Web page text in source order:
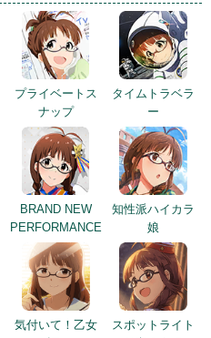
プライベートス
ナップ
タイムトラベラ
ー
BRAND NEW
PERFORMANCE
知性派ハイカラ
娘
気付いて！乙女
スポットライト